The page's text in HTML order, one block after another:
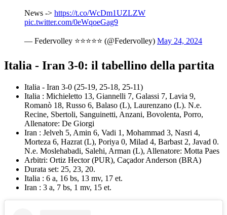
News -> https://t.co/WcDm1UZLZW
pic.twitter.com/0eWqoeGag9
— Federvolley ⭐️⭐️⭐️⭐️⭐️ (@Federvolley) May 24, 2024
Italia - Iran 3-0: il tabellino della partita
Italia - Iran 3-0 (25-19, 25-18, 25-11)
Italia : Michieletto 13, Giannelli 7, Galassi 7, Lavia 9,
Romanò 18, Russo 6, Balaso (L), Laurenzano (L). N.e.
Recine, Sbertoli, Sanguinetti, Anzani, Bovolenta, Porro,
Allenatore: De Giorgi
Iran : Jelveh 5, Amin 6, Vadi 1, Mohammad 3, Nasri 4,
Morteza 6, Hazrat (L), Poriya 0, Milad 4, Barbast 2, Javad 0.
N.e. Moslehabadi, Salehi, Arman (L), Allenatore: Motta Paes
Arbitri: Ortiz Hector (PUR), Caçador Anderson (BRA)
Durata set: 25, 23, 20.
Italia : 6 a, 16 bs, 13 mv, 17 et.
Iran : 3 a, 7 bs, 1 mv, 15 et.